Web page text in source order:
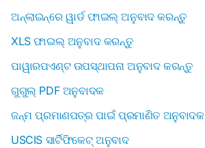
ଅନ୍ଲାଇନ୍ରେ ୱାର୍ଡ ଫାଇଲ୍ ଅନୁବାଦ କରନ୍ତୁ
XLS ଫାଇଲ୍ ଅନୁବାଦ କରନ୍ତୁ
ପାୱାରପଏଣ୍ଟ ଉପସ୍ଥାପନା ଅନୁବାଦ କରନ୍ତୁ
ଗୁଗୁଲ୍ PDF ଅନୁବାଦକ
ଜନ୍ମ ପ୍ରମାଣପତ୍ର ପାଇଁ ପ୍ରମାଣିତ ଅନୁବାଦକ
USCIS ସାର୍ଟିଫିକେଟ୍ ଅନୁବାଦ